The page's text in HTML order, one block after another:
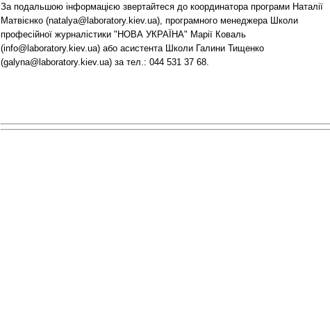
За подальшою інформацією звертайтеся до координатора програми Наталії
Матвієнко (natalya@laboratory.kiev.ua), програмного менеджера Школи
професійної журналістики "НОВА УКРАЇНА" Марії Коваль
(info@laboratory.kiev.ua) або асистента Школи Галини Тищенко
(galyna@laboratory.kiev.ua) за тел.: 044 531 37 68.